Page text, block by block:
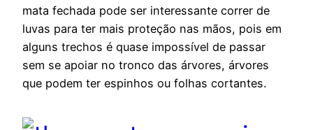
mata fechada pode ser interessante correr de
luvas para ter mais proteção nas mãos, pois em
alguns trechos é quase impossível de passar
sem se apoiar no tronco das árvores, árvores
que podem ter espinhos ou folhas cortantes.